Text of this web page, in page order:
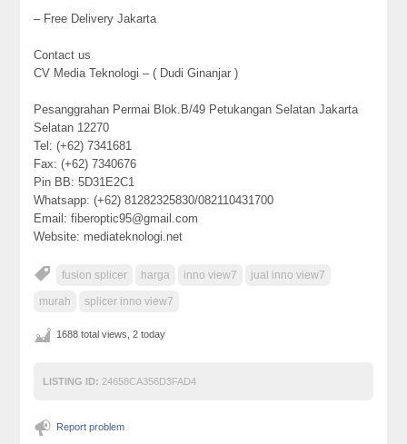
– Free Delivery Jakarta
Contact us
CV Media Teknologi – ( Dudi Ginanjar )
Pesanggrahan Permai Blok.B/49 Petukangan Selatan Jakarta
Selatan 12270
Tel: (+62) 7341681
Fax: (+62) 7340676
Pin BB: 5D31E2C1
Whatsapp: (+62) 81282325830/082110431700
Email: fiberoptic95@gmail.com
Website: mediateknologi.net
fusion splicer harga inno view7 jual inno view7
murah splicer inno view7
1688 total views, 2 today
LISTING ID: 24658CA356D3FAD4
Report problem